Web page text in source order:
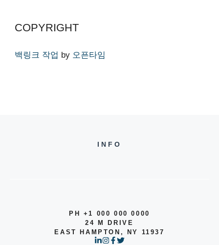
COPYRIGHT
백링크 작업 by 오픈타임
INFO
PH +1 000 000 0000
24 M DRIVE
EAST HAMPTON, NY 11937